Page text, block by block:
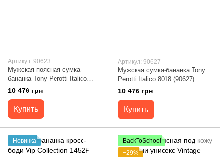
Артикул: 90623
Мужская поясная сумка-
бананка Tony Perotti Italico
8018 nero (90623) Черная
10 476 грн
Купить
Артикул: 90627
Мужская сумка-бананка Tony
Perotti Italico 8018 (90627)
Коричневая
10 476 грн
Купить
Новинка
BackToSchool
−29%